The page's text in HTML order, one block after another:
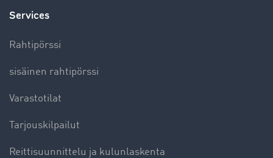
Services
Rahtipörssi
sisäinen rahtipörssi
Varastotilat
Tarjouskilpailut
Reittisuunnittelu ja kulunlaskenta